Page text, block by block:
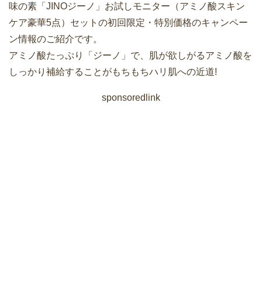
味の素「JINOジーノ」お試しモニター（アミノ酸スキン
ケア豪華5点）セットの初回限定・特別価格のキャンペー
ン情報のご紹介です。
アミノ酸たっぷり「ジーノ」で、肌が欲しがるアミノ酸を
しっかり補給することがもちもちハリ肌への近道!
sponsoredlink